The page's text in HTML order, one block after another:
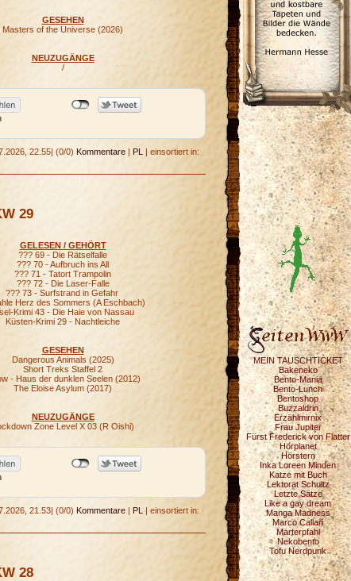
GESEHEN
Masters of the Universe (2026)
NEUZUGÄNGE
/
22.55 (0/0) Kommentare PL
einsortiert in:
29
GELESEN / GEHÖRT
??? 69 - Die Rätselfalle
??? 70 - Aufbruch ins All
??? 71 - Tatort Trampolin
??? 72 - Die Laser-Falle
??? 73 - Surfstrand in Gefahr
Herz des Sommers (A Eschbach)
Krimi 43 - Die Haie von Nassau
Küsten-Krimi 29 - Nachtleiche
GESEHEN
Dangerous Animals (2025)
Short Treks Staffel 2
- Haus der dunklen Seelen (2012)
The Eloise Asylum (2017)
NEUZUGÄNGE
Zone Level X 03 (R Oishi)
21.53| (0/0) Kommentare | PL | einsortiert in:
28
MEIN TAUSCHTICKET
Bakeneko
Bento-Mania
Bento-Lunch
Bentoshop
Buzzaldrin
Erzählmirnix
Frau Jupiter
Fürst Frederick von Flatter
Hörplanet
Hörstern
Inka Loreen Minden
Katze mit Buch
Lektorat Schultz
Letzte Sätze
Like a gay dream
Manga Madness
Marco Callari
Marterpfahl
Nekobento
Tofu Nerdpunk